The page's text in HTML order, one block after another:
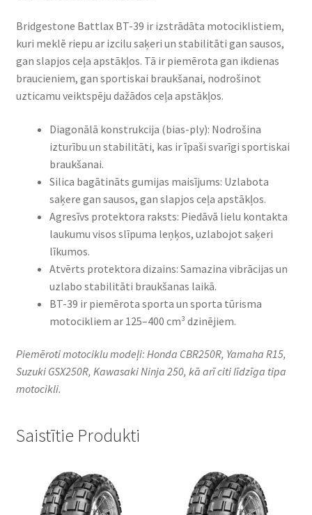
Bridgestone Battlax BT-39 ir izstrādāta motociklistiem,
kuri meklē riepu ar izcilu saķeri un stabilitāti gan sausos,
gan slapjos ceļa apstākļos. Tā ir piemērota gan ikdienas
braucieniem, gan sportiskai braukšanai, nodrošinot
uzticamu veiktspēju dažādos ceļa apstākļos.​
Diagonālā konstrukcija (bias-ply): Nodrošina
izturību un stabilitāti, kas ir īpaši svarīgi sportiskai
braukšanai.
Silica bagātināts gumijas maisījums: Uzlabota
saķere gan sausos, gan slapjos ceļa apstākļos.​
Agresīvs protektora raksts: Piedāvā lielu kontakta
laukumu visos slīpuma leņķos, uzlabojot saķeri
līkumos.​
Atvērts protektora dizains: Samazina vibrācijas un
uzlabo stabilitāti braukšanas laikā.​
BT-39 ir piemērota sporta un sporta tūrisma
motocikliem ar 125–400 cm³ dzinējiem.​
Piemēroti motociklu modeļi: Honda CBR250R, Yamaha R15,
Suzuki GSX250R, Kawasaki Ninja 250, kā arī citi līdzīga tipa
motocikli.
Saistītie Produkti